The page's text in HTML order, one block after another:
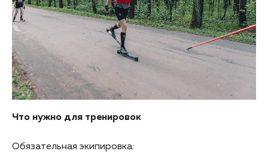
Что нужно для тренировок
Обязательная экипировка: